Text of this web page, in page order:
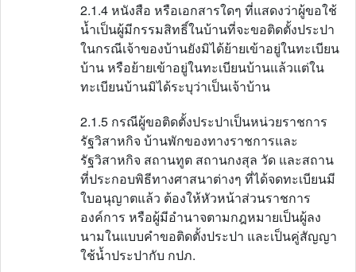
2.1.4 หนังสือ หรือเอกสารใดๆ ที่แสดงว่าผู้ขอใช้
น้ำเป็นผู้มีกรรมสิทธิ์ในบ้านที่จะขอติดตั้งประปา
ในกรณีเจ้าของบ้านยังมิได้ย้ายเข้าอยู่ในทะเบียน
บ้าน หรือย้ายเข้าอยู่ในทะเบียนบ้านแล้วแต่ใน
ทะเบียนบ้านมิได้ระบุว่าเป็นเจ้าบ้าน
2.1.5 กรณีผู้ขอติดตั้งประปาเป็นหน่วยราชการ
รัฐวิสาหกิจ บ้านพักของทางราชการและ
รัฐวิสาหกิจ สถานทูต สถานกงสุล วัด และสถาน
ที่ประกอบพิธีทางศาสนาต่างๆ ที่ได้จดทะเบียนมี
ใบอนุญาตแล้ว ต้องให้หัวหน้าส่วนราชการ
องค์การ หรือผู้มีอำนาจตามกฎหมายเป็นผู้ลง
นามในแบบคำขอติดตั้งประปา และเป็นคู่สัญญา
ใช้น้ำประปากับ กปภ.